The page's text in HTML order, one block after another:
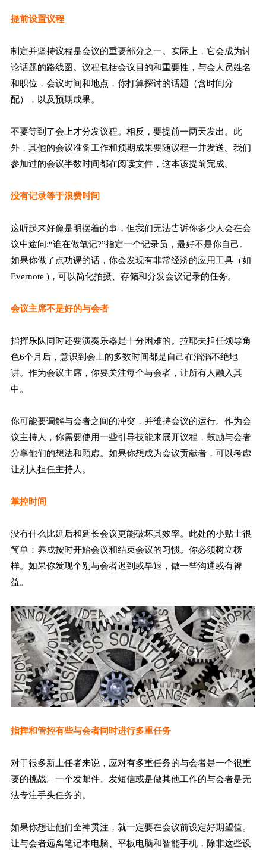
提前设置议程
制定并坚持议程是会议的重要部分之一。实际上，它会成为讨
论话题的路线图。议程包括会议目的和重要性，与会人员姓名
和职位，会议时间和地点，你打算探讨的话题（含时间分
配），以及预期成果。
不要等到了会上才分发议程。相反，要提前一两天发出。此
外，其他的会议准备工作和预期成果要随议程一并发送。我们
参加过的会议半数时间都在阅读文件，这本该提前完成。
没有记录等于浪费时间
这听起来好像是明摆着的事，但我们无法告诉你多少人会在会
议中途问:“谁在做笔记?”指定一个记录员，最好不是你自己。
如果你做了点功课的话，你会发现有非常经济的应用工具（如
Evernote )，可以简化拍摄、存储和分发会议记录的任务。
会议主席不是好的与会者
指挥乐队同时还要演奏乐器是十分困难的。拉耶夫担任领导角
色6个月后，意识到会上的多数时间都是自己在滔滔不绝地
讲。作为会议主席，你要关注每个与会者，让所有人融入其
中。
你可能要调解与会者之间的冲突，并维持会议的运行。作为会
议主持人，你需要使用一些引导技能来展开议程，鼓励与会者
分享他们的想法和顾虑。如果你想成为会议贡献者，可以考虑
让别人担任主持人。
掌控时间
没有什么比延后和延长会议更能破坏其效率。此处的小贴士很
简单：养成按时开始会议和结束会议的习惯。你必须树立榜
样。如果你发现个别与会者迟到或早退，做一些沟通或有裨
益。
指挥和管控有些与会者同时进行多重任务
对于很多新上任者来说，应对有多重任务的与会者是一个很重
要的挑战。一个发邮件、发短信或是做其他工作的与会者是无
法专注手头任务的。
如果你想让他们全神贯注，就一定要在会议前设定好期望值。
让与会者远离笔记本电脑、平板电脑和智能手机，除非这些设